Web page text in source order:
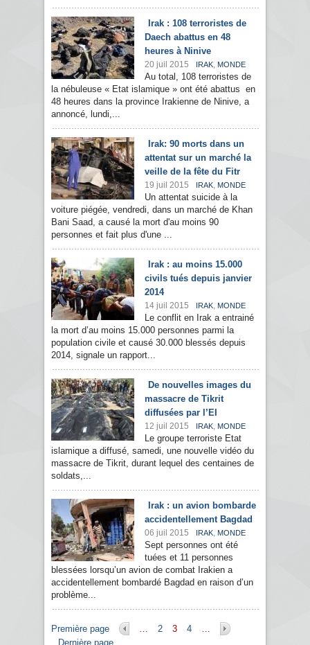
Irak : 108 terroristes de
Daech abattus en 48
heures à Ninive
20 juil 2015 IRAK, MONDE
Au total, 108 terroristes de
la nébuleuse « Etat islamique » ont été abattus en
48 heures dans la province Irakienne de Ninive, a
annoncé, lundi,...
Irak: 90 morts dans un
attentat sur un marché la
veille de la fête du Fitr
19 juil 2015 IRAK, MONDE
Un attentat suicide à la
voiture piégée, vendredi, dans un marché de Khan
Bani Saad, a causé la mort d'au moins 90
personnes et fait plus d'une ...
Irak : au moins 15.000
civils tués depuis janvier
2014
14 juil 2015 IRAK, MONDE
Le conflit en Irak a entrainé
la mort d’au moins 15.000 personnes parmi la
population civile et causé 30.000 blessés depuis
2014, signale un rapport...
De nouvelles images du
massacre de Tikrit
diffusées par l’EI
12 juil 2015 IRAK, MONDE
Le groupe terroriste Etat
islamique a diffusé, samedi, une nouvelle vidéo du
massacre de Tikrit, durant lequel des centaines de
soldats,...
Irak : un avion bombarde
accidentellement Bagdad
06 juil 2015 IRAK, MONDE
Sept personnes ont été
tuées et 11 personnes
blessées lorsqu’un avion de combat Irakien a
accidentellement bombardé Bagdad en raison d’un
problème...
Pages
Première page … 2 3 4
…
Dernière page